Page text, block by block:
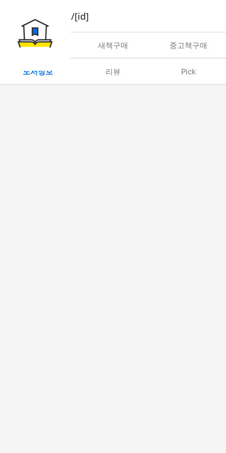
book/rent/[id]
대여 새책구매 중고책구매
도서정보 리뷰 Pick